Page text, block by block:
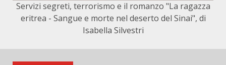
Servizi segreti, terrorismo e il romanzo "La ragazza
eritrea - Sangue e morte nel deserto del Sinai", di
Isabella Silvestri